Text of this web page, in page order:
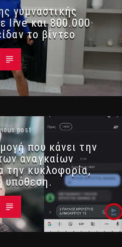
γυμναστικής
live και 800.000
το βίντεο
post
που κάνει την
αναγκαίων
την κυκλοφορία,
υπόθεση.